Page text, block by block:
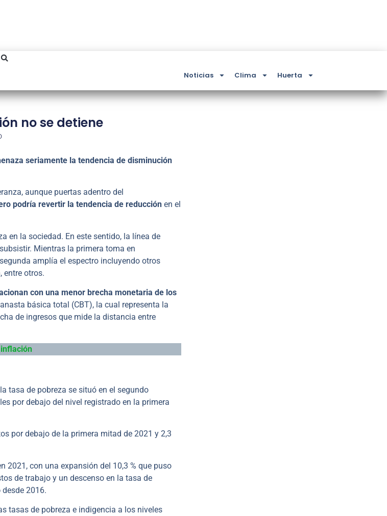
Noticias Clima Huerta
no se detiene
seriamente la tendencia de disminución
aunque puertas adentro del
podría revertir la tendencia de reducción en el
en la sociedad. En este sentido, la línea de
Mientras la primera toma en
amplía el espectro incluyendo otros
entre otros.
con una menor brecha monetaria de los
básica total (CBT), la cual representa la
de ingresos que mide la distancia entre
tasa de pobreza se situó en el segundo
por debajo del nivel registrado en la primera
por debajo de la primera mitad de 2021 y 2,3
2021, con una expansión del 10,3 % que puso
de trabajo y un descenso en la tasa de
2016.
tasas de pobreza e indigencia a los niveles